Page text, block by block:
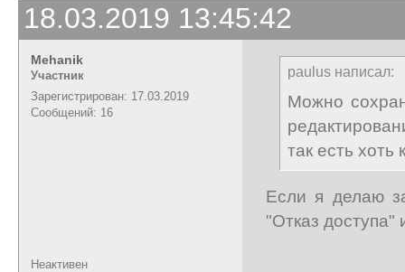
18.03.2019 13:45:42
Mehanik
Участник
Зарегистрирован: 17.03.2019
Сообщений: 16
paulus написал:
Можно
так есть
Если я делаю
"Отказ доступа"
Неактивен